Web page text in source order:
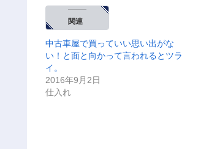
関連
中古車屋で買っていい思い出がな
い！と面と向かって言われるとツラ
イ。
2016年9月2日
仕入れ